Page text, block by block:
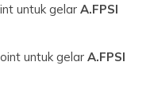
untuk gelar A.FPSI
untuk gelar A.FPSI